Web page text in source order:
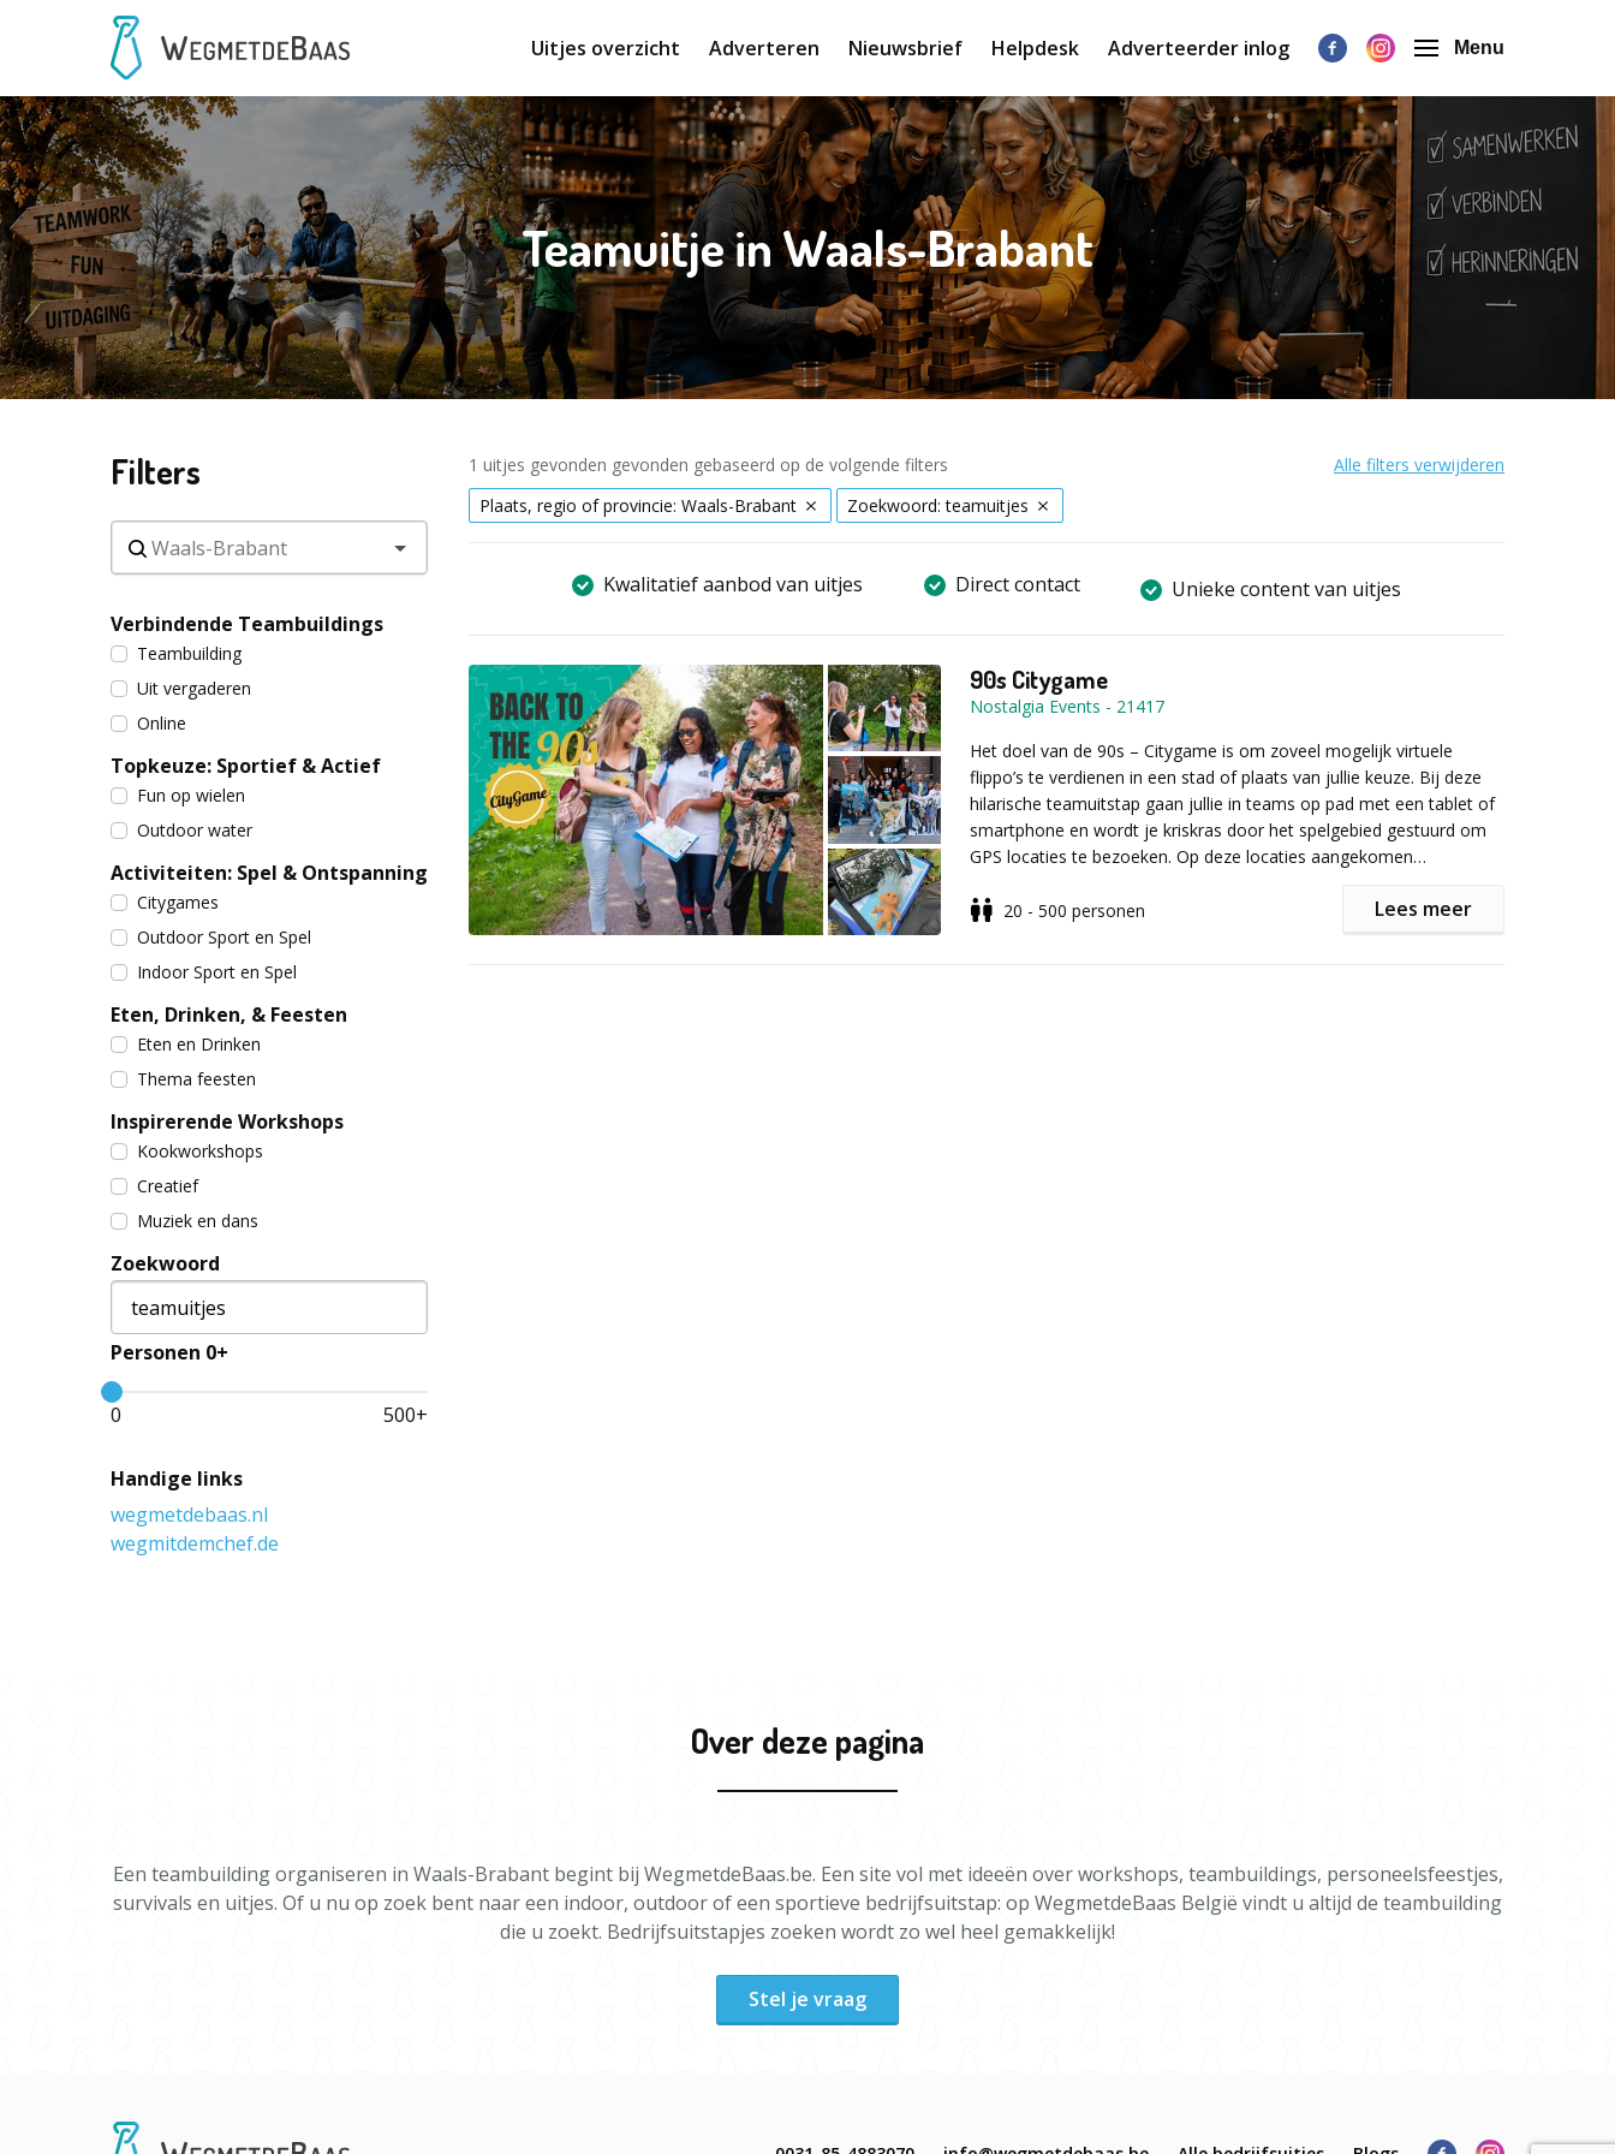
Uitjes overzicht Adverteren Nieuwsbrief Helpdesk Adverteerder inlog Menu
Teamuitje in Waals-Brabant
Filters
Verbindende Teambuildings
Teambuilding
Uit vergaderen
Online
Topkeuze: Sportief & Actief
Fun op wielen
Outdoor water
Activiteiten: Spel & Ontspanning
Citygames
Outdoor Sport en Spel
Indoor Sport en Spel
Eten, Drinken, & Feesten
Eten en Drinken
Thema feesten
Inspirerende Workshops
Kookworkshops
Creatief
Muziek en dans
Zoekwoord
Personen 0+
0 500+
Handige links
wegmetdebaas.nl
wegmitdemchef.de
1 uitjes gevonden gevonden gebaseerd op de volgende filters
Alle filters verwijderen
Plaats, regio of provincie: Waals-Brabant
Zoekwoord: teamuitjes
Kwalitatief aanbod van uitjes Direct contact Unieke content van uitjes
90s Citygame
Nostalgia Events - 21417
Het doel van de 90s – Citygame is om zoveel mogelijk virtuele
flippo’s te verdienen in een stad of plaats van jullie keuze. Bij deze
hilarische teamuitstap gaan jullie in teams op pad met een tablet of
smartphone en wordt je kriskras door het spelgebied gestuurd om
GPS locaties te bezoeken. Op deze locaties aangekomen
aankomt op kennis over de jaren 90, creativiteit en hier en daar ook
20 - 500 personen Lees meer
Over deze pagina
Een teambuilding organiseren in Waals-Brabant begint bij WegmetdeBaas.be. Een site vol met ideeën over workshops, teambuildings, personeelsfeestjes,
survivals en uitjes. Of u nu op zoek bent naar een indoor, outdoor of een sportieve bedrijfsuitstap: op WegmetdeBaas België vindt u altijd de teambuilding
die u zoekt. Bedrijfsuitstapjes zoeken wordt zo wel heel gemakkelijk!
Stel je vraag